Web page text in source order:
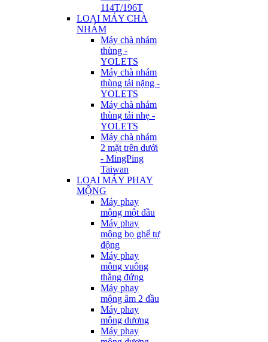
114T/196T
LOẠI MÁY CHÀ
NHÁM
Máy chà nhám
thùng -
YOLETS
Máy chà nhám
thùng tải nặng -
YOLETS
Máy chà nhám
thùng tải nhẹ -
YOLETS
Máy chà nhám
2 mặt trên dưới
- MingPing
Taiwan
LOẠI MÁY PHAY
MỘNG
Máy phay
mộng một đầu
Máy phay
mộng bọ ghế tự
động
Máy phay
mộng vuông
thẳng đứng
Máy phay
mộng âm 2 đầu
Máy phay
mộng dương
Máy phay